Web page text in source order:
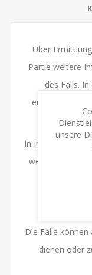
Über
Partie weitere
des Falls.
entscheiden,
In Im Namen
werden eine
War
Die Fälle
dienen oder
unsere